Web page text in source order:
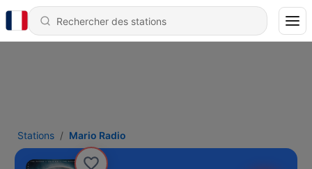
Stations Mario Radio